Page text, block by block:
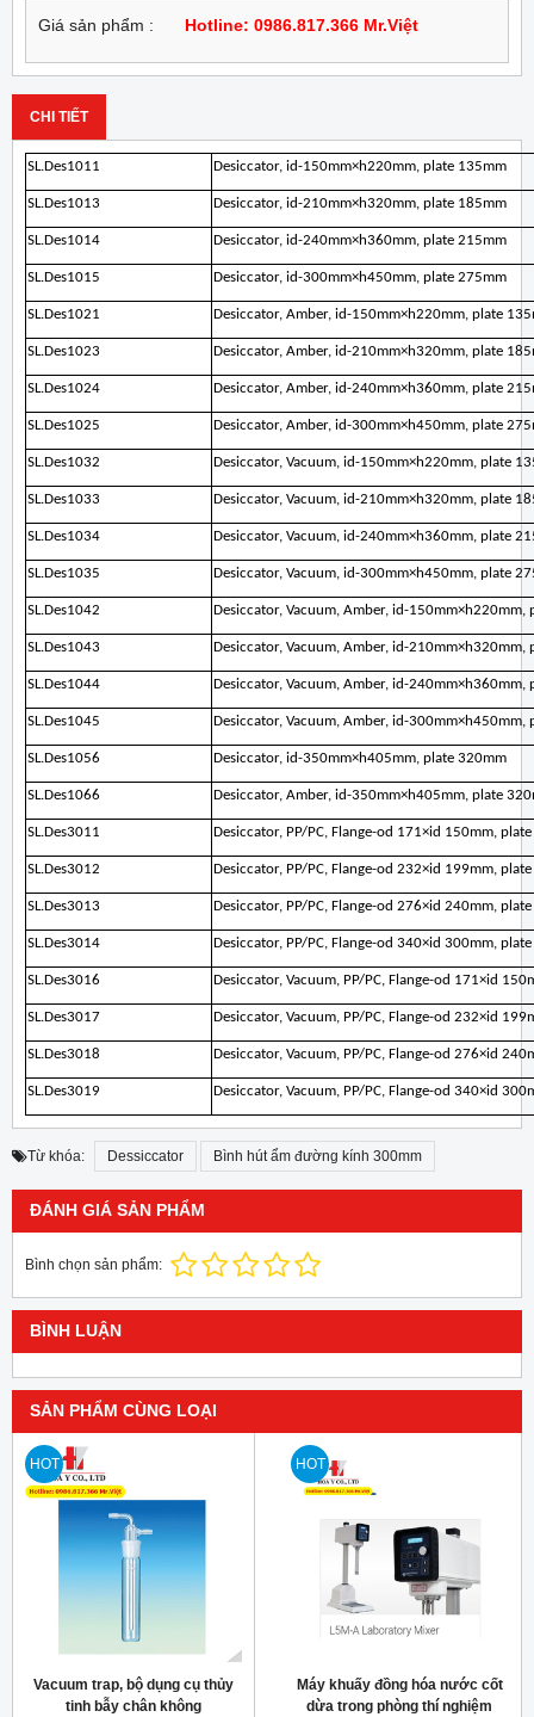
Giá sản phẩm : Hotline: 0986.817.366 Mr.Việt
CHI TIẾT
SL.Des1011 Desiccator, id-150mm×h220mm, plate 135mm
SL.Des1013 Desiccator, id-210mm×h320mm, plate 185mm
SL.Des1014 Desiccator, id-240mm×h360mm, plate 215mm
SL.Des1015 Desiccator, id-300mm×h450mm, plate 275mm
SL.Des1021 Desiccator, Amber, id-150mm×h220mm, plate
SL.Des1023 Desiccator, Amber, id-210mm×h320mm, plate
SL.Des1024 Desiccator, Amber, id-240mm×h360mm, plate
SL.Des1025 Desiccator, Amber, id-300mm×h450mm, plate
SL.Des1032 Desiccator, Vacuum, id-150mm×h220mm, plate
SL.Des1033 Desiccator, Vacuum, id-210mm×h320mm, plate
SL.Des1034 Desiccator, Vacuum, id-240mm×h360mm, plate
SL.Des1035 Desiccator, Vacuum, id-300mm×h450mm, plate
SL.Des1042 Desiccator, Vacuum, Amber, id-
SL.Des1043 Desiccator, Vacuum, Amber, id-
SL.Des1044 Desiccator, Vacuum, Amber, id-
SL.Des1045 Desiccator, Vacuum, Amber, id-
SL.Des1056 Desiccator, id-350mm×h405mm, plate 320mm
SL.Des1066 Desiccator, Amber, id-350mm×h405mm, plate
SL.Des3011 Desiccator, PP/PC, Flange-od 171×id 150mm,
SL.Des3012 Desiccator, PP/PC, Flange-od 232×id 199mm,
SL.Des3013 Desiccator, PP/PC, Flange-od 276×id 240mm,
SL.Des3014 Desiccator, PP/PC, Flange-od 340×id 300mm,
SL.Des3016 Desiccator, Vacuum, PP/PC, Flange-od 171×id
SL.Des3017 Desiccator, Vacuum, PP/PC, Flange-od 232×id
SL.Des3018 Desiccator, Vacuum, PP/PC, Flange-od 276×id
SL.Des3019 Desiccator, Vacuum, PP/PC, Flange-od 340×id
Từ khóa: Dessiccator Bình hút ẩm đường kính 300mm
ĐÁNH GIÁ SẢN PHẨM
Bình chọn sản phẩm:
BÌNH LUẬN
SẢN PHẨM CÙNG LOẠI
HOT
Vacuum trap, bộ dụng cụ thủy
tinh bẫy chân không
HOT
Máy khuấy đồng hóa nước cốt
dừa trong phòng thí nghiệm